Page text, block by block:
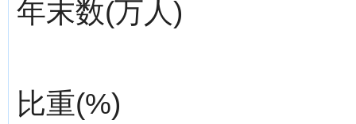
年末数(万人)
比重(%)